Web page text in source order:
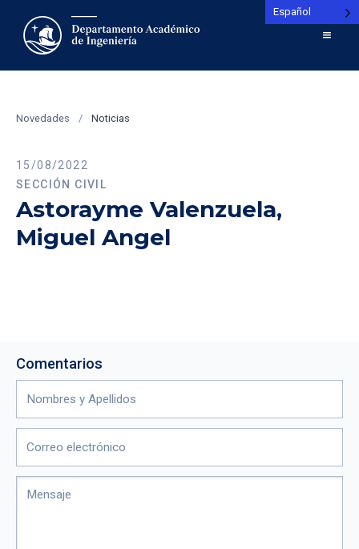
Novedades / Noticias
15/08/2022
SECCIÓN CIVIL
Astorayme Valenzuela,
Miguel Angel
Comentarios
Español